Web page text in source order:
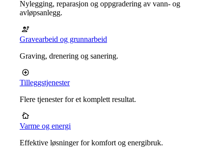
Nylegging, reparasjon og oppgradering av vann- og
avløpsanlegg.
Gravearbeid og grunnarbeid
Graving, drenering og sanering.
Tilleggstjenester
Flere tjenester for et komplett resultat.
Varme og energi
Effektive løsninger for komfort og energibruk.